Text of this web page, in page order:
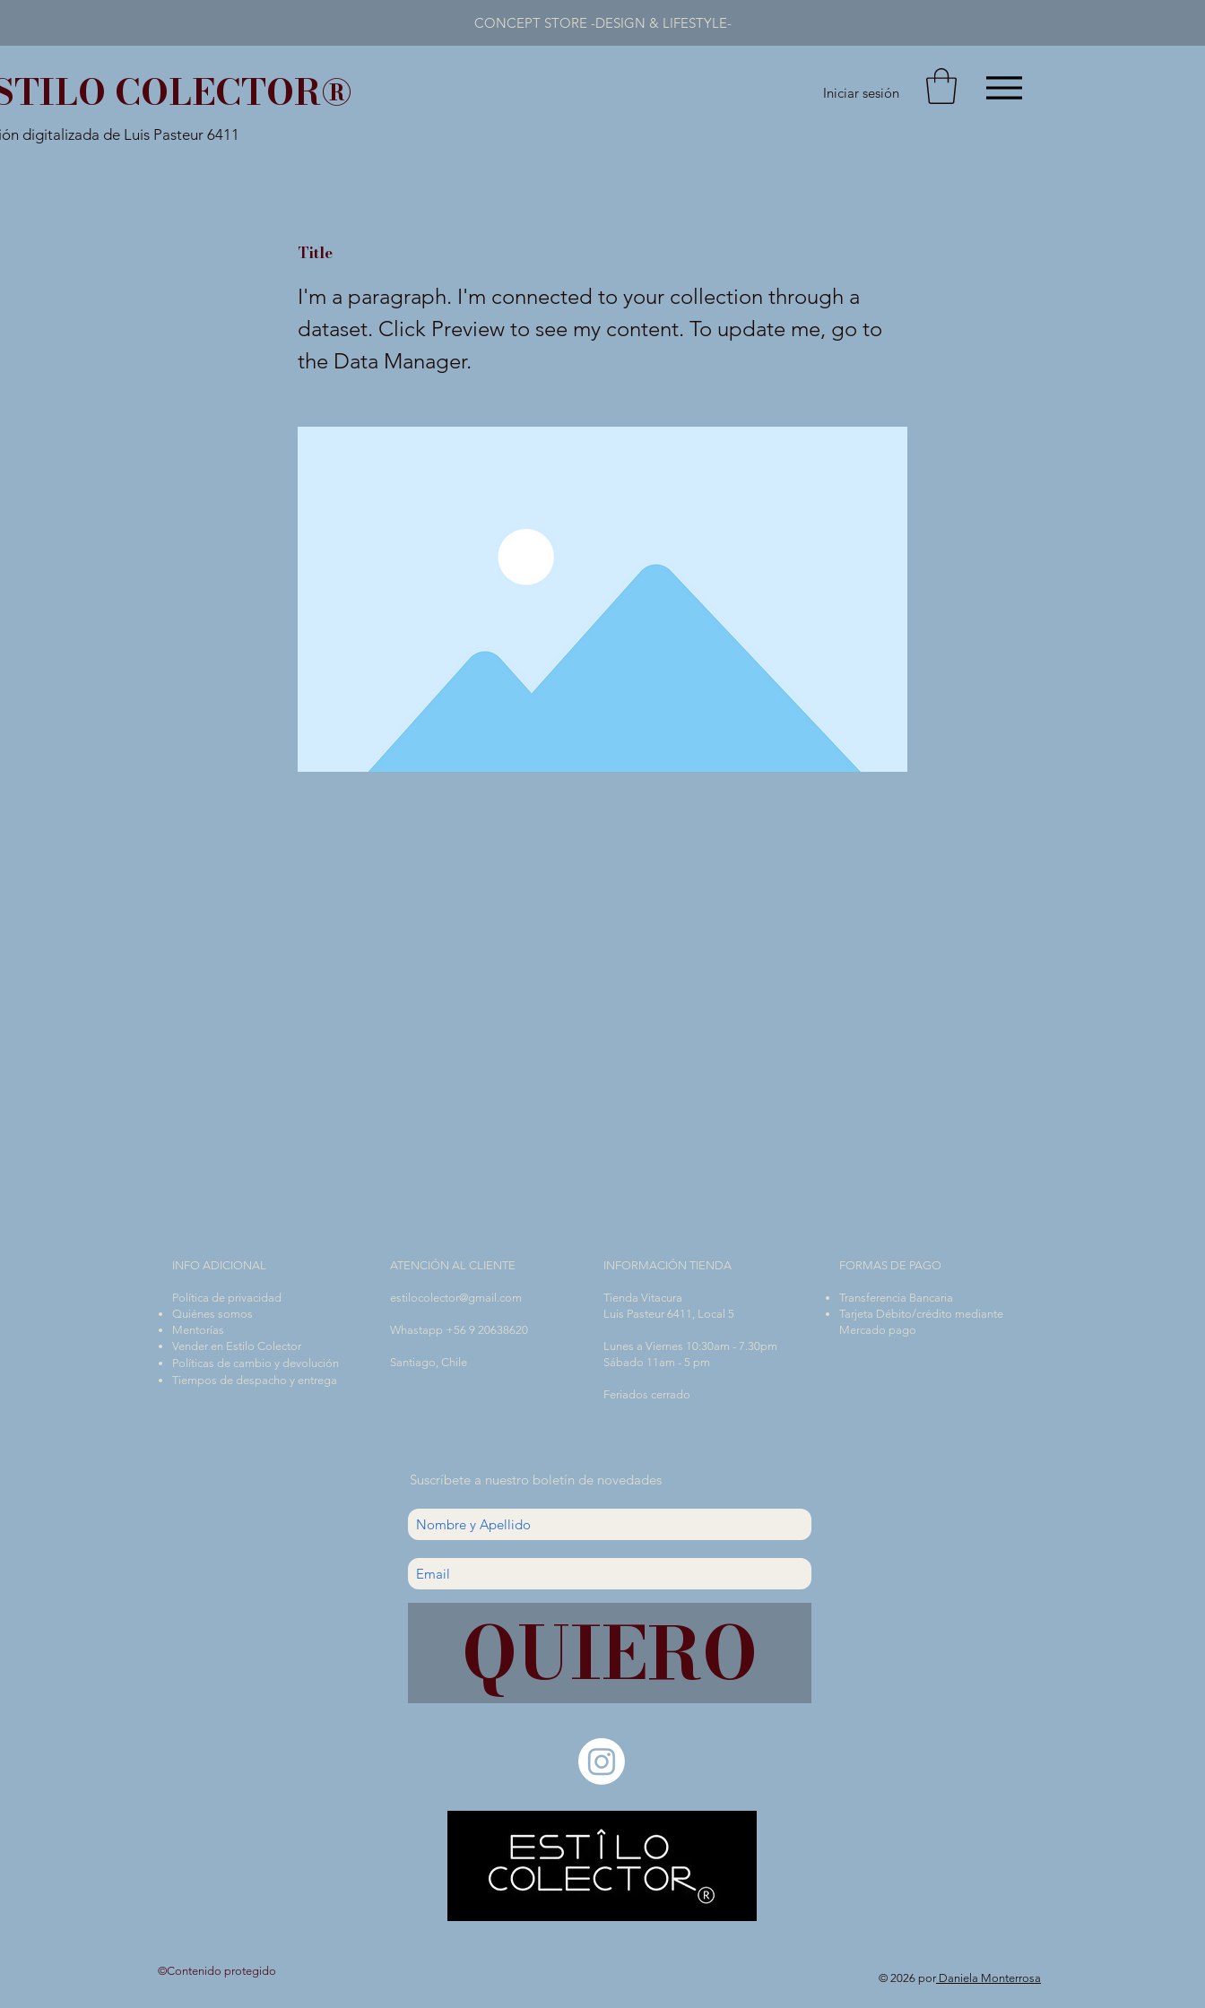
CONCEPT STORE -DESIGN & LIFESTYLE-
COLECTOR® Iniciar sesión
digitalizada de Luis Pasteur 6411
Title
I'm a paragraph. I'm connected to your collection through a
dataset. Click Preview to see my content. To update me, go to
the Data Manager.
INFO ADICIONAL​
Política de privacidad
Quiénes somos
Mentorías
Vender en Estilo Colector
Políticas de cambio y devolución
Tiempos de despacho y entrega
ATENCIÓN AL CLIENTE
estilocolector@gmail.com
Whastapp +56 9 20638620
Santiago, Chile
INFORMACIÓN TIENDA
Tienda Vitacura
Luis Pasteur 6411, Local 5
Lunes a Viernes 10:30am - 7.30pm
Sábado 11am - 5 pm
Feriados cerrado
FORMAS DE PAGO
Transferencia Bancaria
Tarjeta Débito/crédito mediante
Mercado pago
Suscríbete a nuestro boletín de novedades
QUIERO
© 2026 por Daniela Monterrosa
©Contenido protegido